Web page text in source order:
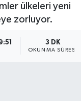
ülkeleri yeni
zorluyor.
3 DK
OKUNMA SÜRESI